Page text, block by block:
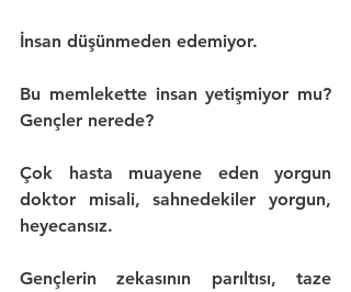
İnsan düşünmeden edemiyor.
Bu memlekette insan yetişmiyor mu?
Gençler nerede?
Çok hasta muayene eden yorgun
doktor misali, sahnedekiler yorgun,
heyecansız.
Gençlerin zekasının parıltısı, taze